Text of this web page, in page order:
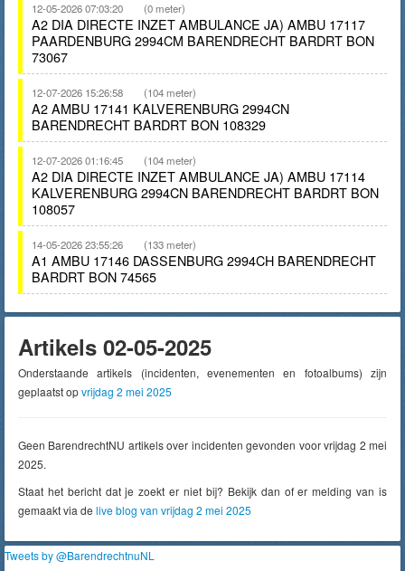
12-05-2026 07:03:20 (0 meter)
A2 DIA DIRECTE INZET AMBULANCE JA) AMBU 17117
PAARDENBURG 2994CM BARENDRECHT BARDRT BON
73067
12-07-2026 15:26:58 (104 meter)
A2 AMBU 17141 KALVERENBURG 2994CN
BARENDRECHT BARDRT BON 108329
12-07-2026 01:16:45 (104 meter)
A2 DIA DIRECTE INZET AMBULANCE JA) AMBU 17114
KALVERENBURG 2994CN BARENDRECHT BARDRT BON
108057
14-05-2026 23:55:26 (133 meter)
A1 AMBU 17146 DASSENBURG 2994CH BARENDRECHT
BARDRT BON 74565
Artikels 02-05-2025
Onderstaande artikels (incidenten, evenementen en fotoalbums) zijn
geplaatst opvrijdag 2 mei 2025
Geen BarendrechtNU artikels over incidenten gevonden voor vrijdag 2 mei
2025.
Staat het bericht dat je zoekt er niet bij? Bekijk dan of er melding van is
gemaakt via de live blog van vrijdag 2 mei 2025
Tweets by @BarendrechtnuNL